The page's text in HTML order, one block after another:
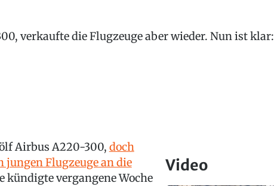
verkaufte die Flugzeuge aber wieder. Nun ist klar:
Airbus A220-300, doch
jungen Flugzeuge an die
kündigte vergangene Woche
Video